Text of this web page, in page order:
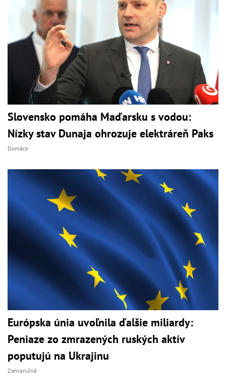
Slovensko pomáha Maďarsku s vodou:
Nízky stav Dunaja ohrozuje elektráreň Paks
Domáce
Európska únia uvoľnila ďalšie miliardy:
Peniaze zo zmrazených ruských aktív
poputujú na Ukrajinu
Zahraničné